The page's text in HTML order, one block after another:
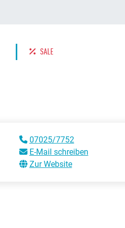
SALE
07025/7752
E-Mail schreiben
Zur Website